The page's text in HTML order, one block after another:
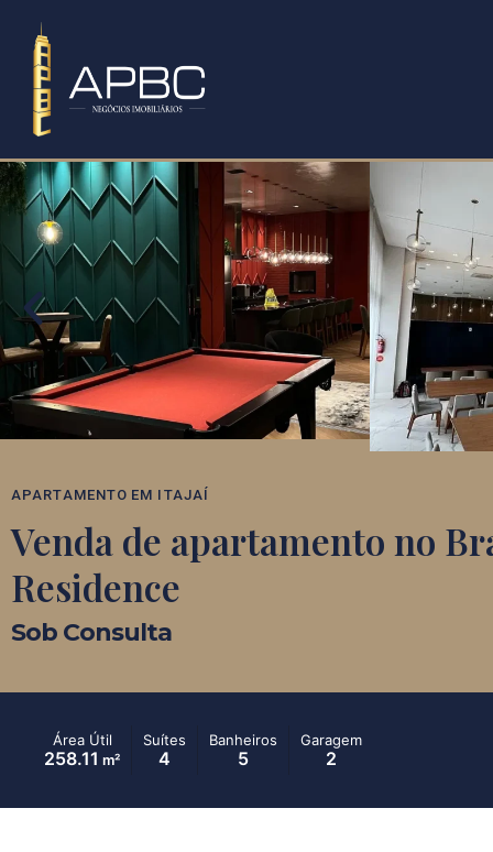
APARTAMENTO EM ITAJAÍ
Venda de apartamento no
Residence
Sob Consulta
Área Útil
258.11 m²
Suítes
4
Banheiros
5
Garagem
2